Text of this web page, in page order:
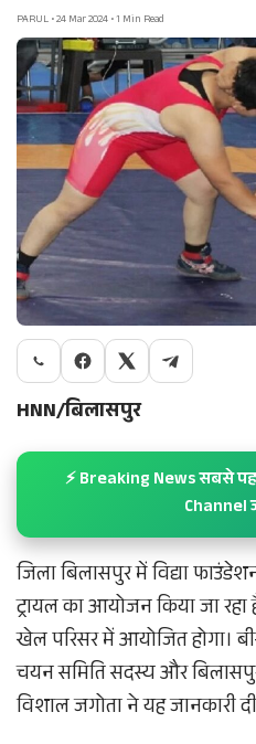
PARUL • 24 Mar 2024 • 1 Min Read
HNN/बिलासपुर
⚡ Breaking News सबसे
Channel
जिला बिलासपुर में विद्या
ट्रायल का आयोजन किया जा रहा
खेल परिसर में आयोजित होगा।
चयन समिति सदस्य और
विशाल जगोता ने यह जानकारी